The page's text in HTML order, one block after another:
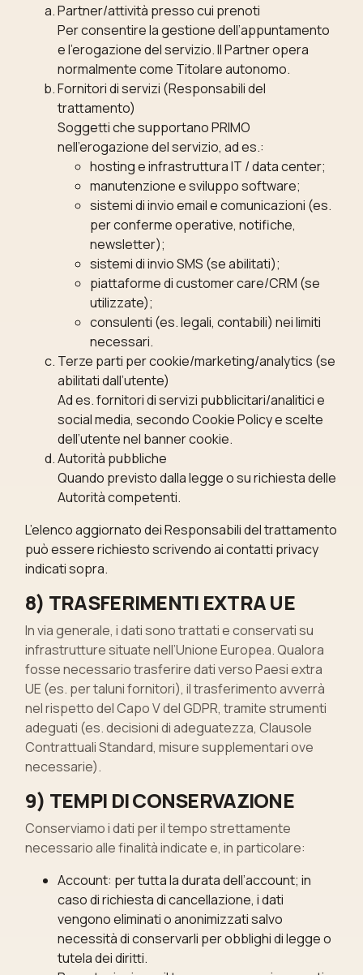
Partner/attività presso cui prenoti
Per consentire la gestione dell’appuntamento
e l’erogazione del servizio. Il Partner opera
normalmente come Titolare autonomo.
Fornitori di servizi (Responsabili del
trattamento)
Soggetti che supportano PRIMO
nell’erogazione del servizio, ad es.:
hosting e infrastruttura IT / data center;
manutenzione e sviluppo software;
sistemi di invio email e comunicazioni (es.
per conferme operative, notifiche,
newsletter);
sistemi di invio SMS (se abilitati);
piattaforme di customer care/CRM (se
utilizzate);
consulenti (es. legali, contabili) nei limiti
necessari.
Terze parti per cookie/marketing/analytics (se
abilitati dall’utente)
Ad es. fornitori di servizi pubblicitari/analitici e
social media, secondo Cookie Policy e scelte
dell’utente nel banner cookie.
Autorità pubbliche
Quando previsto dalla legge o su richiesta delle
Autorità competenti.
L’elenco aggiornato dei Responsabili del trattamento
può essere richiesto scrivendo ai contatti privacy
indicati sopra.
8) TRASFERIMENTI EXTRA UE
In via generale, i dati sono trattati e conservati su
infrastrutture situate nell’Unione Europea. Qualora
fosse necessario trasferire dati verso Paesi extra
UE (es. per taluni fornitori), il trasferimento avverrà
nel rispetto del Capo V del GDPR, tramite strumenti
adeguati (es. decisioni di adeguatezza, Clausole
Contrattuali Standard, misure supplementari ove
necessarie).
9) TEMPI DI CONSERVAZIONE
Conserviamo i dati per il tempo strettamente
necessario alle finalità indicate e, in particolare:
Account: per tutta la durata dell’account; in
caso di richiesta di cancellazione, i dati
vengono eliminati o anonimizzati salvo
necessità di conservarli per obblighi di legge o
tutela dei diritti.